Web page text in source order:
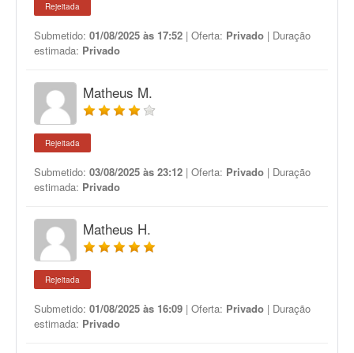
Rejeitada
Submetido: 01/08/2025 às 17:52 | Oferta: Privado | Duração
estimada: Privado
Matheus M.
Rejeitada
Submetido: 03/08/2025 às 23:12 | Oferta: Privado | Duração
estimada: Privado
Matheus H.
Rejeitada
Submetido: 01/08/2025 às 16:09 | Oferta: Privado | Duração
estimada: Privado